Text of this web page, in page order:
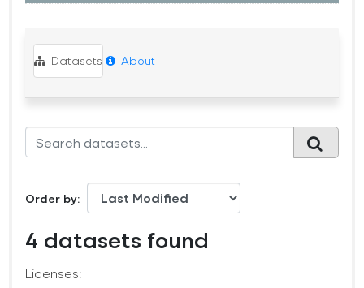
Datasets About
Order by
4 datasets found
Licenses: